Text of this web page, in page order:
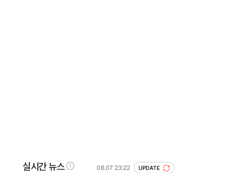
실시간 뉴스 08.07 23:22 UPDATE